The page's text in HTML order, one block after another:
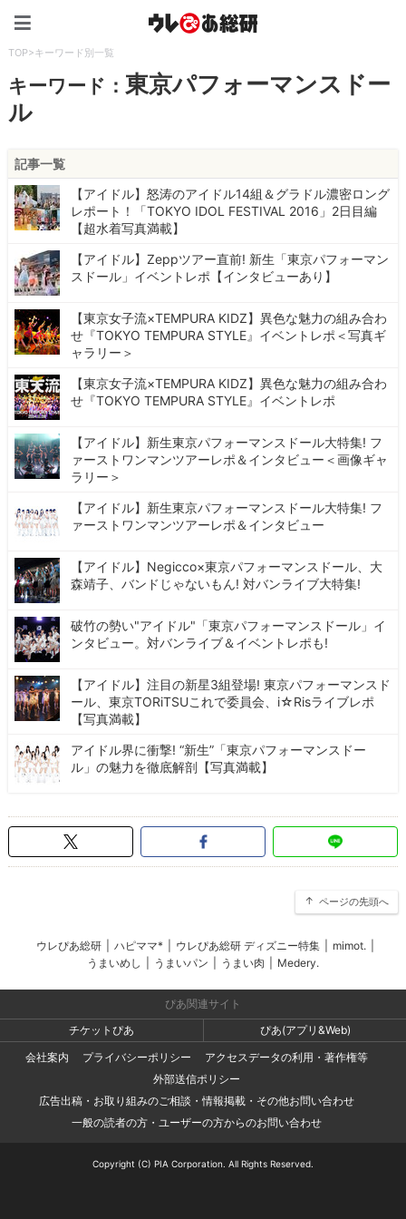
TOP>キーワード別一覧
キーワード：東京パフォーマンスドー
ル
記事一覧
【アイドル】怒涛のアイドル14組＆グラドル濃密ロング
レポート！「TOKYO IDOL FESTIVAL 2016」2日目編
【超水着写真満載】
【アイドル】Zeppツアー直前! 新生「東京パフォーマン
スドール」イベントレポ【インタビューあり】
【東京女子流×TEMPURA KIDZ】異色な魅力の組み合わ
せ『TOKYO TEMPURA STYLE』イベントレポ＜写真ギ
ャラリー＞
【東京女子流×TEMPURA KIDZ】異色な魅力の組み合わ
せ『TOKYO TEMPURA STYLE』イベントレポ
【アイドル】新生東京パフォーマンスドール大特集! フ
ァーストワンマンツアーレポ＆インタビュー＜画像ギャ
ラリー＞
【アイドル】新生東京パフォーマンスドール大特集! フ
ァーストワンマンツアーレポ＆インタビュー
【アイドル】Negicco×東京パフォーマンスドール、大
森靖子、バンドじゃないもん! 対バンライブ大特集!
破竹の勢い"アイドル"「東京パフォーマンスドール」イ
ンタビュー。対バンライブ＆イベントレポも!
【アイドル】注目の新星3組登場! 東京パフォーマンスド
ール、東京TORiTSUこれで委員会、i☆Risライブレポ
【写真満載】
アイドル界に衝撃! “新生”「東京パフォーマンスドー
ル」の魅力を徹底解剖【写真満載】
ページの先頭へ
ウレぴあ総研 ハピママ* ウレぴあ総研 ディズニー特集 mimot.
うまいめし
うまいパン うまい肉 Medery.
ぴあ関連サイト
チケットぴあ
ぴあ(アプリ&Web)
会社案内
プライバシーポリシー
アクセスデータの利用・著作権等
外部送信ポリシー
広告出稿・お取り組みのご相談・情報掲載・その他お問い合わせ
一般の読者の方・ユーザーの方からのお問い合わせ
Copyright (C) PIA Corporation. All Rights Reserved.